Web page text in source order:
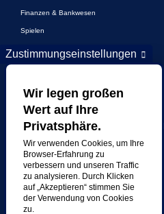
Finanzen & Bankwesen
Spielen
Unterhaltung
Digitales Marketing und Werbung
UM
Unser Unternehmen
Führung
Geschichte
Zustimmungseinstellungen
Wir legen großen
Wert auf Ihre
Privatsphäre.
Wir verwenden Cookies, um Ihre
Browser-Erfahrung zu
verbessern und unseren Traffic
zu analysieren. Durch Klicken
auf „Akzeptieren“ stimmen Sie
der Verwendung von Cookies
zu.